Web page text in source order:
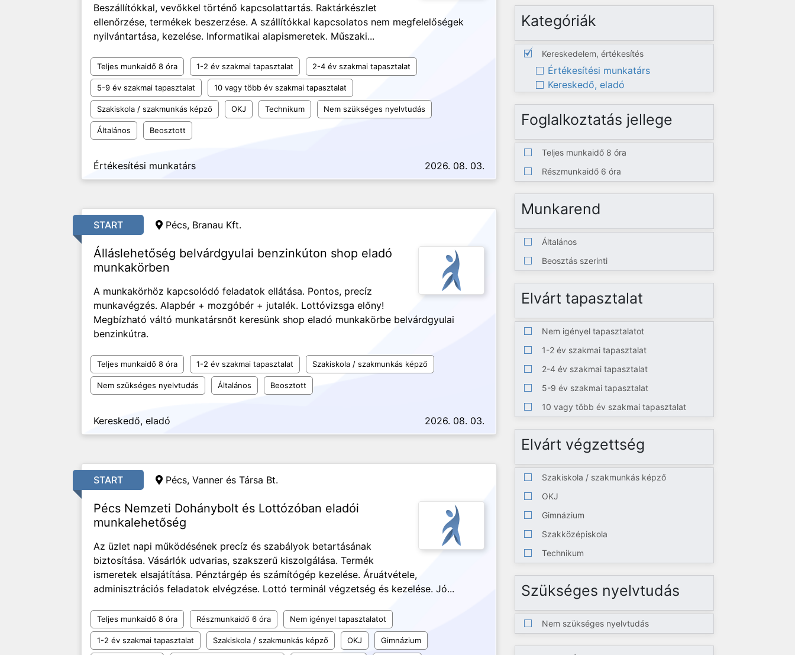
Beszállítókkal, vevőkkel történő kapcsolattartás. Raktárkészlet
ellenőrzése, termékek beszerzése. A szállítókkal kapcsolatos nem megfelelőségek
nyilvántartása, kezelése. Informatikai alapismeretek. Műszaki...
Teljes munkaidő 8 óra 1-2 év szakmai tapasztalat 2-4 év szakmai tapasztalat
5-9 év szakmai tapasztalat 10 vagy több év szakmai tapasztalat
Szakiskola / szakmunkás képző OKJ Technikum Nem szükséges nyelvtudás
Általános Beosztott
Értékesítési munkatárs 2026. 08. 03.
START Pécs, Branau Kft.
Álláslehetőség belvárdgyulai benzinkúton shop eladó
munkakörben
A munkakörhöz kapcsolódó feladatok ellátása. Pontos, precíz
munkavégzés. Alapbér + mozgóbér + jutalék. Lottóvizsga előny!
Megbízható váltó munkatársnőt keresünk shop eladó munkakörbe belvárdgyulai
benzinkútra.
Teljes munkaidő 8 óra 1-2 év szakmai tapasztalat Szakiskola / szakmunkás képző
Nem szükséges nyelvtudás Általános Beosztott
Kereskedő, eladó 2026. 08. 03.
START Pécs, Vanner és Társa Bt.
Pécs Nemzeti Dohánybolt és Lottózóban eladói
munkalehetőség
Az üzlet napi működésének precíz és szabályok betartásának
biztosítása. Vásárlók udvarias, szakszerű kiszolgálása. Termék
ismeretek elsajátítása. Pénztárgép és számítógép kezelése. Áruátvétele,
adminisztrációs feladatok elvégzése. Lottó terminál végzetség és kezelése. Jó...
Teljes munkaidő 8 óra Részmunkaidő 6 óra Nem igényel tapasztalatot
1-2 év szakmai tapasztalat Szakiskola / szakmunkás képző OKJ Gimnázium
Kategóriák
Kereskedelem, értékesítés
Értékesítési munkatárs
Kereskedő, eladó
Foglalkoztatás jellege
Teljes munkaidő 8 óra
Részmunkaidő 6 óra
Munkarend
Általános
Beosztás szerinti
Elvárt tapasztalat
Nem igényel tapasztalatot
1-2 év szakmai tapasztalat
2-4 év szakmai tapasztalat
5-9 év szakmai tapasztalat
10 vagy több év szakmai tapasztalat
Elvárt végzettség
Szakiskola / szakmunkás képző
OKJ
Gimnázium
Szakközépiskola
Technikum
Szükséges nyelvtudás
Nem szükséges nyelvtudás